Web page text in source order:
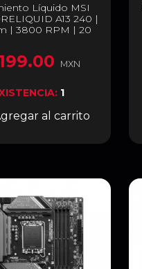
Líquido MSI
A13 240 |
| 3800 RPM | 20
| Negro | MAG
A13 240
MXN
1
al carrito